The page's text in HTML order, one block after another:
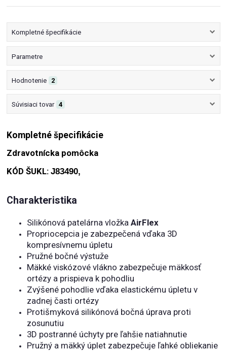
Kompletné špecifikácie
Parametre
Hodnotenie 2
Súvisiaci tovar 4
Kompletné špecifikácie
Zdravotnícka pomôcka
KÓD ŠUKL:J83490,
Charakteristika
Silikónová patelárna vložkaAirFlex
Propriocepcia je zabezpečená vďaka 3D
kompresívnemu úpletu
Pružné bočné výstuže
Mäkké viskózové vlákno zabezpečuje mäkkosť
ortézy a prispieva k pohodliu
Zvýšené pohodlie vďaka elastickému úpletu v
zadnej časti ortézy
Protišmyková silikónová bočná úprava proti
zosunutiu
3D postranné úchyty pre ľahšie natiahnutie
Pružný a mäkký úplet zabezpečuje ľahké obliekanie